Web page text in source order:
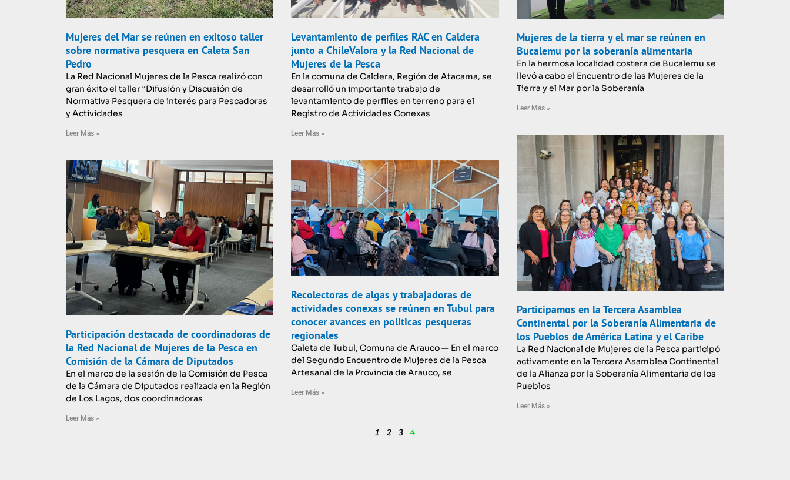
Mujeres del Mar se reúnen en exitoso taller
sobre normativa pesquera en Caleta San
Pedro
La Red Nacional Mujeres de la Pesca realizó con
gran éxito el taller “Difusión y Discusión de
Normativa Pesquera de interés para Pescadoras
y Actividades
Leer Más »
Levantamiento de perfiles RAC en Caldera
junto a ChileValora y la Red Nacional de
Mujeres de la Pesca
En la comuna de Caldera, Región de Atacama, se
desarrolló un importante trabajo de
levantamiento de perfiles en terreno para el
Registro de Actividades Conexas
Leer Más »
Mujeres de la tierra y el mar se reúnen en
Bucalemu por la soberanía alimentaria
En la hermosa localidad costera de Bucalemu se
llevó a cabo el Encuentro de las Mujeres de la
Tierra y el Mar por la Soberanía
Leer Más »
Participación destacada de coordinadoras de
la Red Nacional de Mujeres de la Pesca en
Comisión de la Cámara de Diputados
En el marco de la sesión de la Comisión de Pesca
de la Cámara de Diputados realizada en la Región
de Los Lagos, dos coordinadoras
Leer Más »
Recolectoras de algas y trabajadoras de
actividades conexas se reúnen en Tubul para
conocer avances en políticas pesqueras
regionales
Caleta de Tubul, Comuna de Arauco — En el marco
del Segundo Encuentro de Mujeres de la Pesca
Artesanal de la Provincia de Arauco, se
Leer Más »
Participamos en la Tercera Asamblea
Continental por la Soberanía Alimentaria de
los Pueblos de América Latina y el Caribe
La Red Nacional de Mujeres de la Pesca participó
activamente en la Tercera Asamblea Continental
de la Alianza por la Soberanía Alimentaria de los
Pueblos
Leer Más »
1 2 3 4